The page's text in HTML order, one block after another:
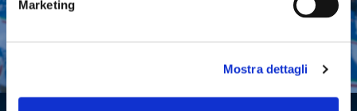
Marketing
Mostra dettagli